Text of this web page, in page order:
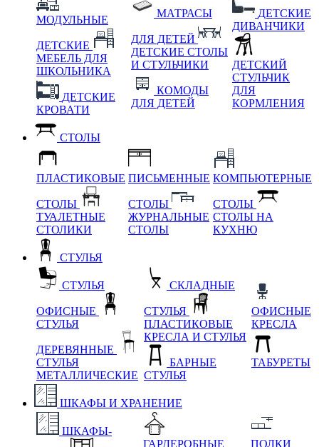
МОДУЛЬНЫЕ
ДЕТСКИЕ
МЕБЕЛЬ ДЛЯ
ШКОЛЬНИКА
ДЕТСКИЕ
КРОВАТИ
МАТРАСЫ
ДЛЯ ДЕТЕЙ
ДЕТСКИЕ СТОЛЫ
И СТУЛЬЧИКИ
КОМОДЫ
ДЛЯ ДЕТЕЙ
ДЕТСКИЕ
ДИВАНЧИКИ
ДЕТСКИЙ
СТУЛЬЧИК
ДЛЯ
КОРМЛЕНИЯ
СТОЛЫ
ПЛАСТИКОВЫЕ
СТОЛЫ
ТУАЛЕТНЫЕ
СТОЛИКИ
ПИСЬМЕННЫЕ
СТОЛЫ
ЖУРНАЛЬНЫЕ
СТОЛЫ
КОМПЬЮТЕРНЫЕ
СТОЛЫ
СТОЛЫ НА
КУХНЮ
СТУЛЬЯ
СТУЛЬЯ
ОФИСНЫЕ
СТУЛЬЯ
ДЕРЕВЯННЫЕ
СТУЛЬЯ
МЕТАЛЛИЧЕСКИЕ
СКЛАДНЫЕ
СТУЛЬЯ
ПЛАСТИКОВЫЕ
КРЕСЛА И СТУЛЬЯ
БАРНЫЕ
СТУЛЬЯ
ОФИСНЫЕ
КРЕСЛА
ТАБУРЕТЫ
ШКАФЫ И ХРАНЕНИЕ
ШКАФЫ-
ГАРДЕРОБНЫЕ
ПОЛКИ